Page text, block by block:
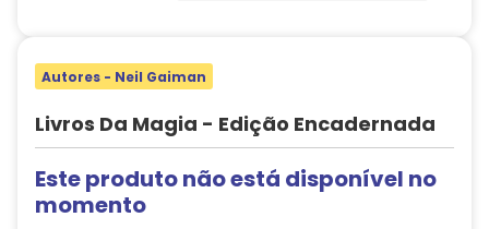
Autores - Neil Gaiman
Livros Da Magia - Edição Encadernada
Este produto não está disponível no
momento